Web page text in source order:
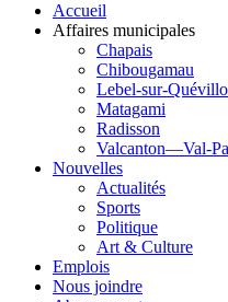
Accueil
Affaires municipales
Chapais
Chibougamau
Lebel-sur-
Matagami
Radisson
Valcanton—Val-
Nouvelles
Actualités
Sports
Politique
Art & Culture
Emplois
Nous joindre